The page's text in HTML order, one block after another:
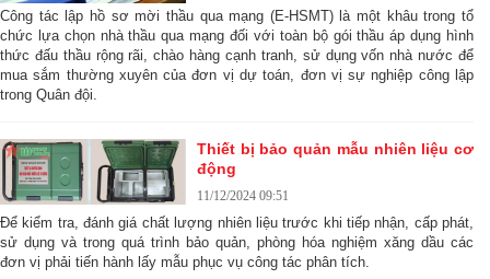
Công tác lập hồ sơ mời thầu qua mạng (E-HSMT) là một khâu trong tổ
chức lựa chọn nhà thầu qua mạng đối với toàn bộ gói thầu áp dụng hình
thức đấu thầu rộng rãi, chào hàng cạnh tranh, sử dụng vốn nhà nước để
mua sắm thường xuyên của đơn vị dự toán, đơn vị sự nghiệp công lập
trong Quân đội.
Thiết bị bảo quản mẫu nhiên liệu cơ
động
11/12/2024 09:51
Để kiểm tra, đánh giá chất lượng nhiên liệu trước khi tiếp nhận, cấp phát,
sử dụng và trong quá trình bảo quản, phòng hóa nghiệm xăng dầu các
đơn vị phải tiến hành lấy mẫu phục vụ công tác phân tích.